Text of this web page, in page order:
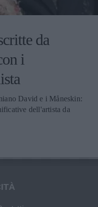
da
i
David e i Måneskin:
dell'artista da